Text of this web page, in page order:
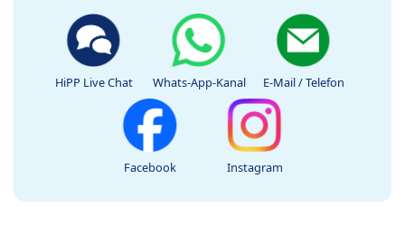
HiPP Live Chat Whats-App-Kanal E-Mail / Telefon
Facebook Instagram